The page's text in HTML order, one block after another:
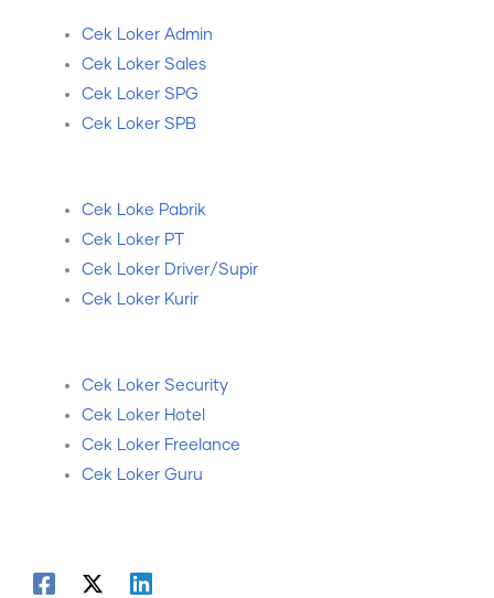
Cek Loker Admin
Cek Loker Sales
Cek Loker SPG
Cek Loker SPB
Cek Loke Pabrik
Cek Loker PT
Cek Loker Driver/Supir
Cek Loker Kurir
Cek Loker Security
Cek Loker Hotel
Cek Loker Freelance
Cek Loker Guru